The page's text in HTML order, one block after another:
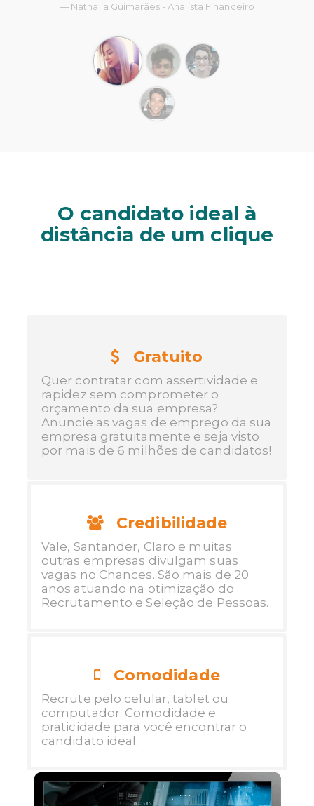
Nathalia Guimarães - Analista Financeiro
O candidato ideal à
distância de um clique
Gratuito
Quer contratar com assertividade e
rapidez sem comprometer o
orçamento da sua empresa?
Anuncie as vagas de emprego da sua
empresa gratuitamente e seja visto
por mais de 6 milhões de candidatos!
Credibilidade
Vale, Santander, Claro e muitas
outras empresas divulgam suas
vagas no Chances. São mais de 20
anos atuando na otimização do
Recrutamento e Seleção de Pessoas.
Comodidade
Recrute pelo celular, tablet ou
computador. Comodidade e
praticidade para você encontrar o
candidato ideal.